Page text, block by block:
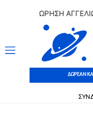
ΚΑΤΑΧΩΡΗΣΗ
ΔΩΡΕΑΝ